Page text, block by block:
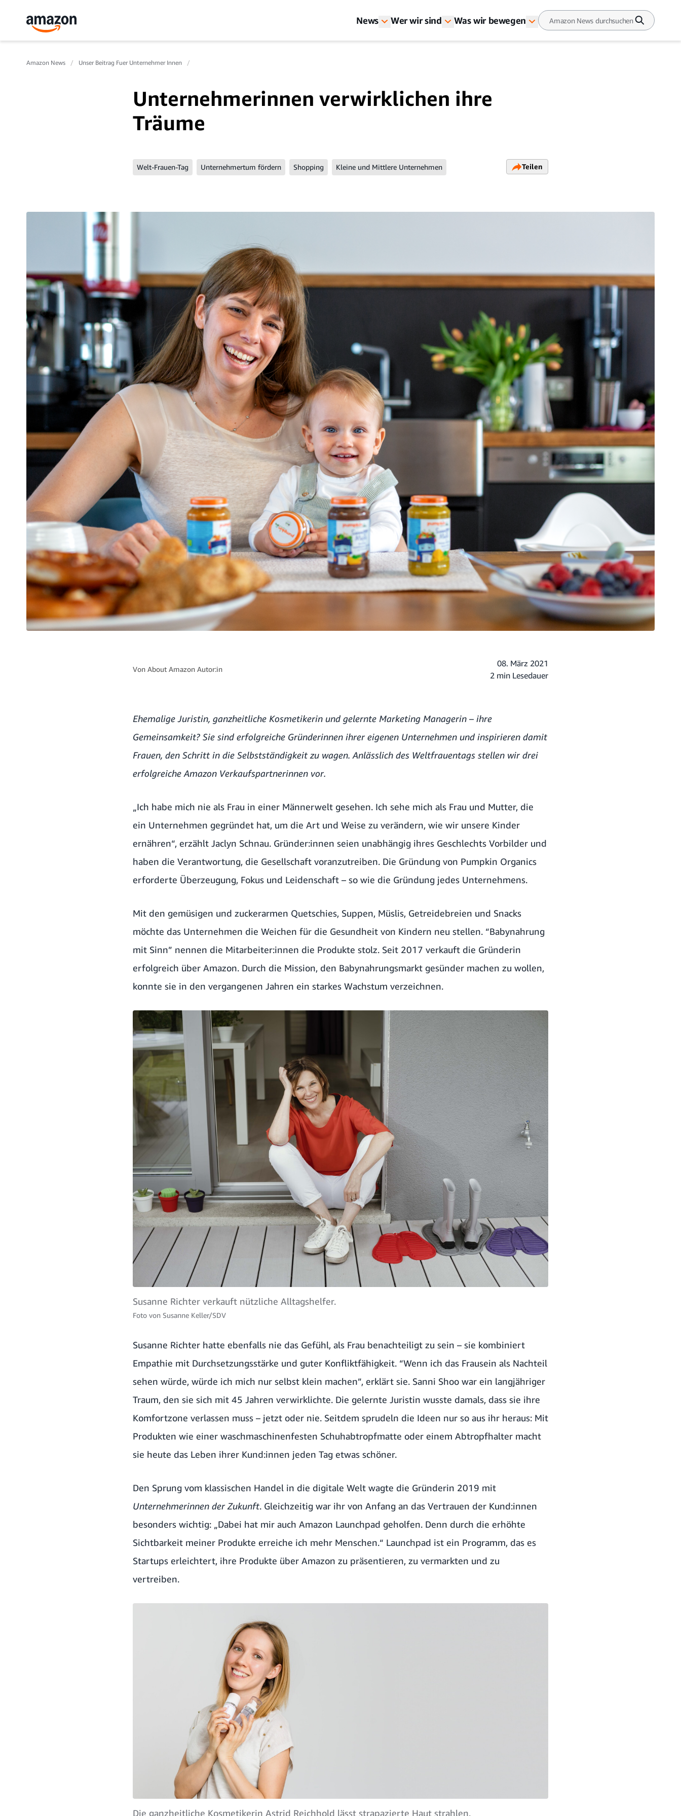
News Wer wir sind Was wir bewegen
Amazon News Unser Beitrag Fuer Unternehmer Innen
Unternehmerinnen verwirklichen ihre
Träume
Welt-Frauen-Tag Unternehmertum fördern Shopping Kleine und Mittlere Unternehmen Teilen
Von About Amazon Autor:in
08. März 2021
2 min Lesedauer
Ehemalige Juristin, ganzheitliche Kosmetikerin und gelernte Marketing Managerin – ihre
Gemeinsamkeit? Sie sind erfolgreiche Gründerinnen ihrer eigenen Unternehmen und inspirieren damit
Frauen, den Schritt in die Selbstständigkeit zu wagen. Anlässlich des Weltfrauentags stellen wir drei
erfolgreiche Amazon Verkaufspartnerinnen vor.
„Ich habe mich nie als Frau in einer Männerwelt gesehen. Ich sehe mich als Frau und Mutter, die
ein Unternehmen gegründet hat, um die Art und Weise zu verändern, wie wir unsere Kinder
ernähren“, erzählt Jaclyn Schnau. Gründer:innen seien unabhängig ihres Geschlechts Vorbilder und
haben die Verantwortung, die Gesellschaft voranzutreiben. Die Gründung von Pumpkin Organics
erforderte Überzeugung, Fokus und Leidenschaft – so wie die Gründung jedes Unternehmens.
Mit den gemüsigen und zuckerarmen Quetschies, Suppen, Müslis, Getreidebreien und Snacks
möchte das Unternehmen die Weichen für die Gesundheit von Kindern neu stellen. “Babynahrung
mit Sinn” nennen die Mitarbeiter:innen die Produkte stolz. Seit 2017 verkauft die Gründerin
erfolgreich über Amazon. Durch die Mission, den Babynahrungsmarkt gesünder machen zu wollen,
konnte sie in den vergangenen Jahren ein starkes Wachstum verzeichnen.
Susanne Richter verkauft nützliche Alltagshelfer.
Foto von Susanne Keller/SDV
Susanne Richter hatte ebenfalls nie das Gefühl, als Frau benachteiligt zu sein – sie kombiniert
Empathie mit Durchsetzungsstärke und guter Konfliktfähigkeit. “Wenn ich das Frausein als Nachteil
sehen würde, würde ich mich nur selbst klein machen”, erklärt sie. Sanni Shoo war ein langjähriger
Traum, den sie sich mit 45 Jahren verwirklichte. Die gelernte Juristin wusste damals, dass sie ihre
Komfortzone verlassen muss – jetzt oder nie. Seitdem sprudeln die Ideen nur so aus ihr heraus: Mit
Produkten wie einer waschmaschinenfesten Schuhabtropfmatte oder einem Abtropfhalter macht
sie heute das Leben ihrer Kund:innen jeden Tag etwas schöner.
Den Sprung vom klassischen Handel in die digitale Welt wagte die Gründerin 2019 mit
Unternehmerinnen der Zukunft. Gleichzeitig war ihr von Anfang an das Vertrauen der Kund:innen
besonders wichtig: „Dabei hat mir auch Amazon Launchpad geholfen. Denn durch die erhöhte
Sichtbarkeit meiner Produkte erreiche ich mehr Menschen.“ Launchpad ist ein Programm, das es
Startups erleichtert, ihre Produkte über Amazon zu präsentieren, zu vermarkten und zu
vertreiben.
Die ganzheitliche Kosmetikerin Astrid Reichhold lässt strapazierte Haut strahlen.